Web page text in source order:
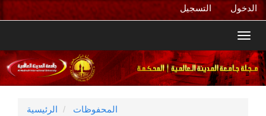
الرئيسي
الشريط
الجانبي
التسجيل الدخول
الرئيسية
المحفوظات